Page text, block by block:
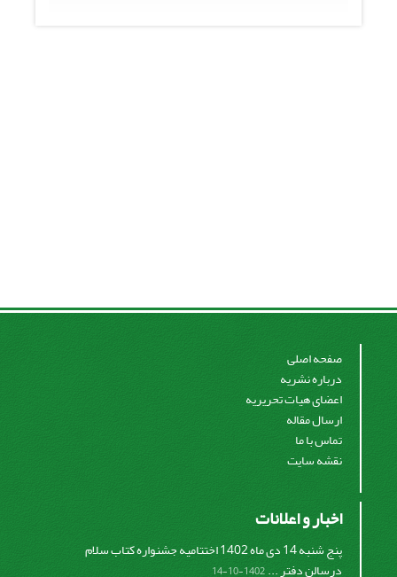
صفحه اصلی
درباره نشریه
اعضای هیات تحریریه
ارسال مقاله
تماس با ما
نقشه سایت
اخبار و اعلانات
پنج شنبه 14 دی ماه 1402 اختتامیه جشنواره کتاب سلام
درسالن دفتر ...1402-10-14